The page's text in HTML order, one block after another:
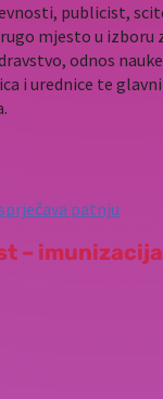
publicist,
mjesto u
odnos
i urednice te
–